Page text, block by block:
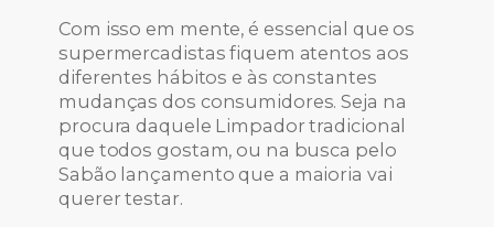
Com isso em mente, é essencial que os
supermercadistas fiquem atentos aos
diferentes hábitos e às constantes
mudanças dos consumidores. Seja na
procura daquele Limpador tradicional
que todos gostam, ou na busca pelo
Sabão lançamento que a maioria vai
querer testar.